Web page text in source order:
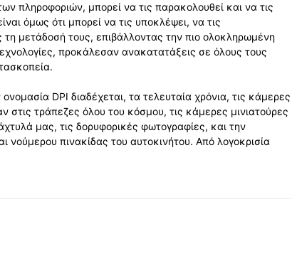
πληροφοριών, μπορεί να τις παρακολουθεί και να τις
όμως ότι μπορεί να τις υποκλέψει, να τις
μετάδοσή τους, επιβάλλοντας την πιο ολοκληρωμένη
προκάλεσαν ανακατατάξεις σε όλους τους
DPI διαδέχεται, τα τελευταία χρόνια, τις κάμερες
τράπεζες όλου του κόσμου, τις κάμερες μινιατούρες
μας, τις δορυφορικές φωτογραφίες, και την
πινακίδας του αυτοκινήτου. Από λογοκρισία